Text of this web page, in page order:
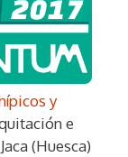
y
e
(Huesca)